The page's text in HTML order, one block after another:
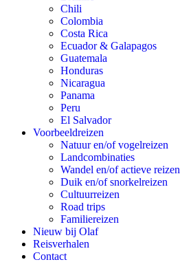
Chili
Colombia
Costa Rica
Ecuador & Galapagos
Guatemala
Honduras
Nicaragua
Panama
Peru
El Salvador
Voorbeeldreizen
Natuur en/of vogelreizen
Landcombinaties
Wandel en/of actieve reizen
Duik en/of snorkelreizen
Cultuurreizen
Road trips
Familiereizen
Nieuw bij Olaf
Reisverhalen
Contact